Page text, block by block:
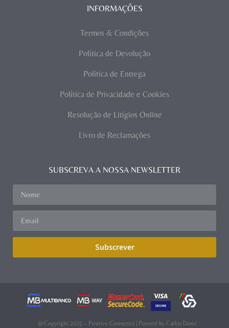
INFORMAÇÕES
Termos & Condições
Política de Devolução
Política de Entrega
Política de Privacidade e Cookies
Resolução de Litígios Online
Livro de Reclamações
SUBSCREVA A NOSSA NEWSLETTER
Subscrever
@Copyright 2025 – Positive Cosmetics | Powerd by Carlos Diniz